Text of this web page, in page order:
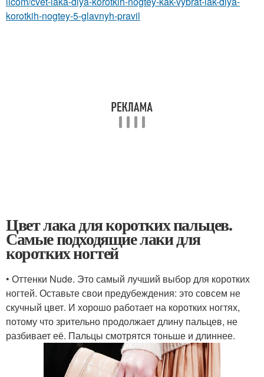
korotkih-nogtey-5-glavnyh-pravil
Цвет лака для коротких пальцев.
Самые подходящие лаки для
коротких ногтей
• Оттенки Nude. Это самый лучший выбор для коротких
ногтей. Оставьте свои предубеждения: это совсем не
скучный цвет. И хорошо работает на коротких ногтях,
потому что зрительно продолжает длину пальцев, не
разбивает её. Пальцы смотрятся тоньше и длиннее.